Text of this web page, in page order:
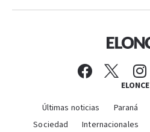
ELONCE
Últimas noticias Paraná
Sociedad
Internacionales